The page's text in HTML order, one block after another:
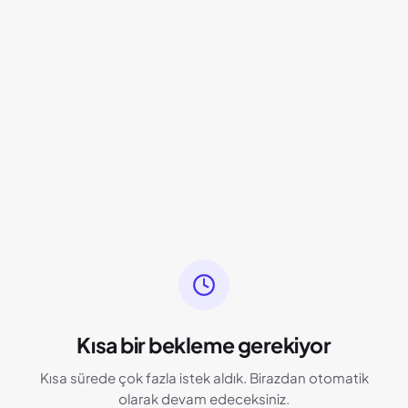
Kısa bir bekleme gerekiyor
Kısa sürede çok fazla istek aldık. Birazdan otomatik
olarak devam edeceksiniz.